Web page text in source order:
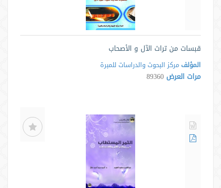
قبسات من تراث الآل و الأصحاب
المؤلف مركز البحوث والدراسات للمبرة
مرات العرض 89360